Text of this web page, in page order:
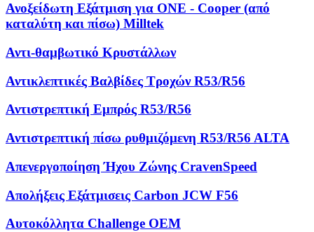
Ανοξείδωτη Εξάτμιση για ONE - Cooper (από
καταλύτη και πίσω) Milltek
Αντι-θαμβωτικό Κρυστάλλων
Αντικλεπτικές Βαλβίδες Τροχών R53/R56
Αντιστρεπτική Εμπρός R53/R56
Αντιστρεπτική πίσω ρυθμιζόμενη R53/R56 ALTA
Απενεργοποίηση Ήχου Ζώνης CravenSpeed
Απολήξεις Εξάτμισεις Carbon JCW F56
Αυτοκόλλητα Challenge OEM